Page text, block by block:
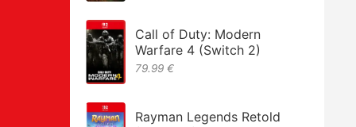
Call of Duty: Modern
Warfare 4 (Switch 2)
79.99 €
Rayman Legends Retold